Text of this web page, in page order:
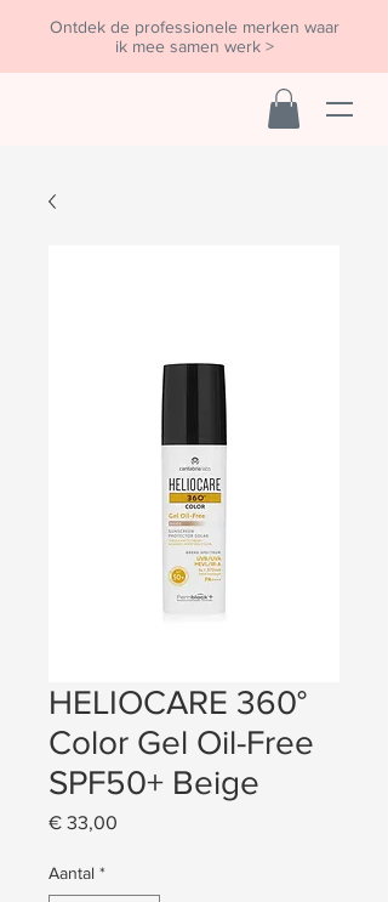
Ontdek de professionele merken waar
ik mee samen werk >
HELIOCARE 360°
Color Gel Oil-Free
SPF50+ Beige
€ 33,00
Aantal *